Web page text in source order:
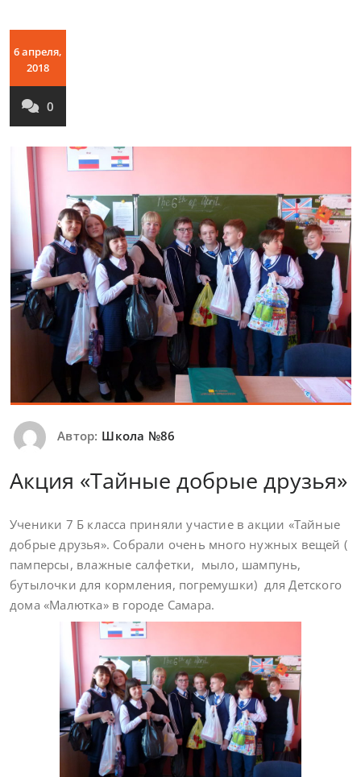
6 апреля,
2018
0
Автор: Школа №86
Акция «Тайные добрые друзья»
Ученики 7 Б класса приняли участие в акции «Тайные
добрые друзья». Собрали очень много нужных вещей (
памперсы, влажные салфетки, мыло, шампунь,
бутылочки для кормления, погремушки) для Детского
дома «Малютка» в городе Самара.